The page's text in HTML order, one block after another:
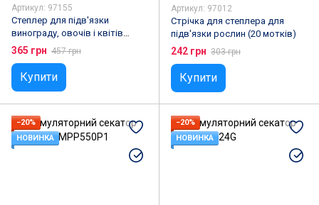
Артикул: 97155
Степлер для підв'язки
винограду, овочів і квітів
Tapetool
365 грн 457 грн
Купити
Артикул: 97012
Стрічка для степлера для
підв'язки рослин (20 мотків)
242 грн 303 грн
Купити
−20%
НОВИНКА
−20%
НОВИНКА